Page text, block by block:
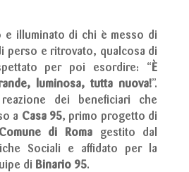
e illuminato di chi è messo di
perso e ritrovato, qualcosa di
per poi esordire: “ È
luminosa, tutta nuova!”.
dei beneficiari che
a Casa 95, primo progetto di
Comune di Romagestito dal
Sociali e affidato per la
di Binario 95.